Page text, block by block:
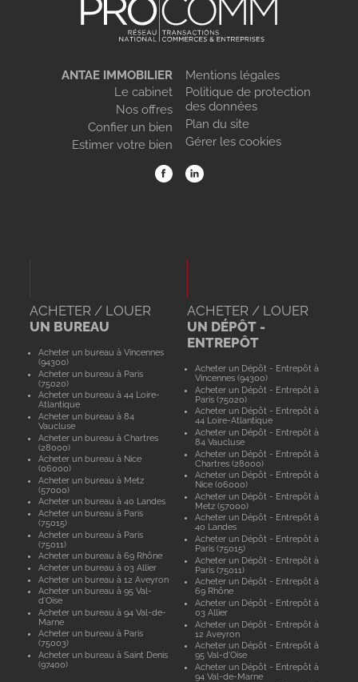
ANTAE IMMOBILIER
Le cabinet
Nos offres
Confier un bien
Estimer votre bien
Mentions légales
Politique de protection
des données
Plan du site
Gérer les cookies
ACHETER / LOUER
UN BUREAU
Acheter un bureau à Vincennes
(94300)
Acheter un bureau à Paris
(75020)
Acheter un bureau à 44 Loire-
Atlantique
Acheter un bureau à 84
Vaucluse
Acheter un bureau à Chartres
(28000)
Acheter un bureau à Nice
(06000)
Acheter un bureau à Metz
(57000)
Acheter un bureau à 40 Landes
Acheter un bureau à Paris
(75015)
Acheter un bureau à Paris
(75011)
Acheter un bureau à 69 Rhône
Acheter un bureau à 03 Allier
Acheter un bureau à 12 Aveyron
Acheter un bureau à 95 Val-
d'Oise
Acheter un bureau à 94 Val-de-
Marne
Acheter un bureau à Paris
(75003)
Acheter un bureau à Saint Denis
(97400)
ACHETER / LOUER
UN DÉPÔT -
ENTREPÔT
Acheter un Dépôt - Entrepôt à
Vincennes (94300)
Acheter un Dépôt - Entrepôt à
Paris (75020)
Acheter un Dépôt - Entrepôt à
44 Loire-Atlantique
Acheter un Dépôt - Entrepôt à
84 Vaucluse
Acheter un Dépôt - Entrepôt à
Chartres (28000)
Acheter un Dépôt - Entrepôt à
Nice (06000)
Acheter un Dépôt - Entrepôt à
Metz (57000)
Acheter un Dépôt - Entrepôt à
40 Landes
Acheter un Dépôt - Entrepôt à
Paris (75015)
Acheter un Dépôt - Entrepôt à
Paris (75011)
Acheter un Dépôt - Entrepôt à
69 Rhône
Acheter un Dépôt - Entrepôt à
03 Allier
Acheter un Dépôt - Entrepôt à
12 Aveyron
Acheter un Dépôt - Entrepôt à
95 Val-d'Oise
Acheter un Dépôt - Entrepôt à
94 Val-de-Marne